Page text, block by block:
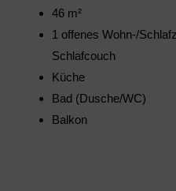
46 m²
1 offenes Wohn-/
Schlafcouch
Küche
Bad (Dusche/WC)
Balkon